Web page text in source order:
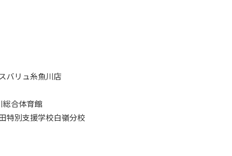
バリュ糸魚川店
総合体育館
特別支援学校白嶺分校